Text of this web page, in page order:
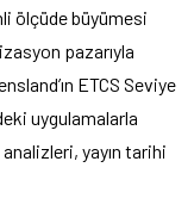
ölçüde büyümesi
pazarıyla
ETCS Seviye
uygulamalarla
yayın tarihi